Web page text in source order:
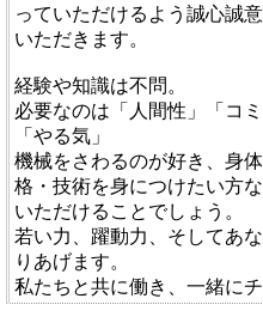
っていただけるよう誠心誠
いただきます。
経験や知識は不問。
必要なのは「人間性」「コ
「やる気」
機械をさわるのが好き、身
格・技術を身につけたい方
いただけることでしょう。
若い力、躍動力、そしてあ
りあげます。
私たちと共に働き、一緒に